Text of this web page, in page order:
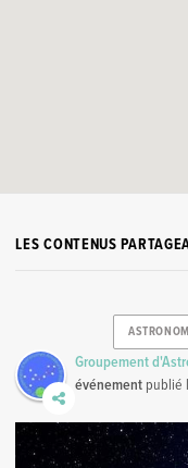
LES CONTENUS
Groupement
événement